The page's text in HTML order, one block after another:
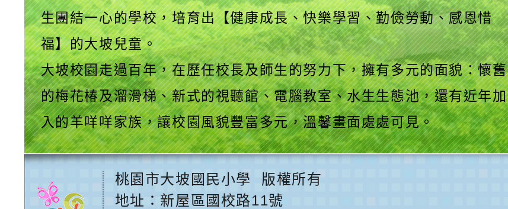
生團結一心的學校，培育出【健康成長、快樂學習、勤儉勞動、感恩惜
福】的大坡兒童。
大坡校園走過百年，在歷任校長及師生的努力下，擁有多元的面貌：懷舊
的梅花椿及溜滑梯、新式的視聽館、電腦教室、水生生態池，還有近年加
入的羊咩咩家族，讓校園風貌豐富多元，溫馨畫面處處可見。
桃園市大坡國民小學
版權所有
地址： 新屋區國校路11號